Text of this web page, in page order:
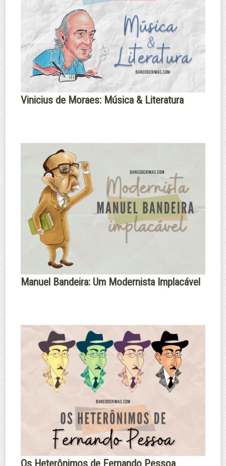
Vinicius de Moraes: Música & Literatura
Manuel Bandeira: Um Modernista Implacável
Os Heterônimos de Fernando Pessoa